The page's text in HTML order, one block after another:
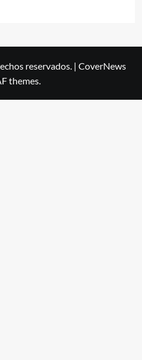
reservados. | CoverNews
themes.